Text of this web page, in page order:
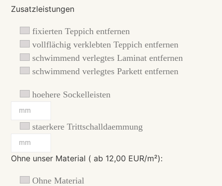
Zusatzleistungen
fixierten Teppich entfernen
vollflächig verklebten Teppich entfernen
schwimmend verlegtes Laminat entfernen
schwimmend verlegtes Parkett entfernen
hoehere Sockelleisten
staerkere Trittschalldaemmung
Ohne unser Material ( ab 12,00 EUR/m²):
Ohne Material